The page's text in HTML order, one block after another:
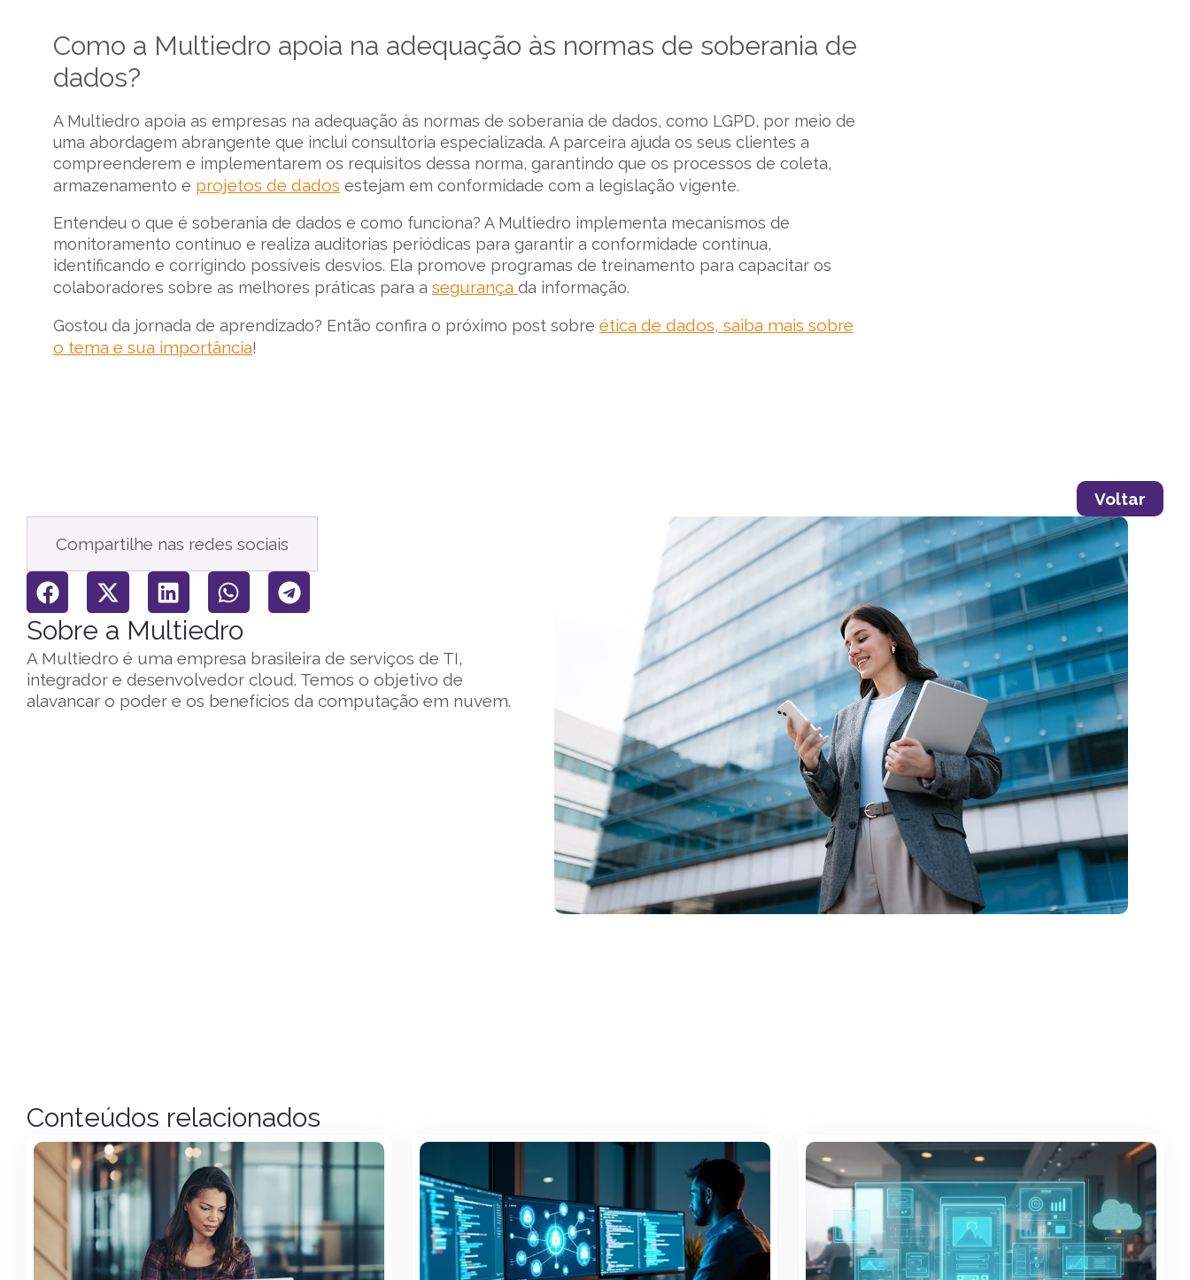
Como a Multiedro apoia na adequação às normas de soberania de
dados?
A Multiedro apoia as empresas na adequação às normas de soberania de dados, como LGPD, por meio de
uma abordagem abrangente que inclui consultoria especializada. A parceira ajuda os seus clientes a
compreenderem e implementarem os requisitos dessa norma, garantindo que os processos de coleta,
armazenamento e projetos de dados estejam em conformidade com a legislação vigente.
Entendeu o que é soberania de dados e como funciona? A Multiedro implementa mecanismos de
monitoramento contínuo e realiza auditorias periódicas para garantir a conformidade contínua,
identificando e corrigindo possíveis desvios. Ela promove programas de treinamento para capacitar os
colaboradores sobre as melhores práticas para a segurança da informação.
Gostou da jornada de aprendizado? Então confira o próximo post sobre ética de dados, saiba mais sobre
o tema e sua importância!
Voltar
Compartilhe nas redes sociais
Sobre a Multiedro
A Multiedro é uma empresa brasileira de serviços de TI,
integrador e desenvolvedor cloud. Temos o objetivo de
alavancar o poder e os benefícios da computação em nuvem.
Conteúdos relacionados